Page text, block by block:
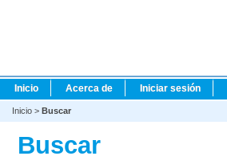
Inicio Acerca de Iniciar sesión
Inicio > Buscar
Buscar